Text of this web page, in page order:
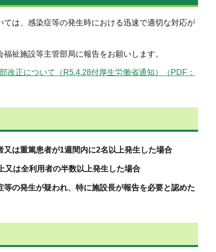
は、感染症等の発生時における迅速で適切な対応が
祉施設等主管部局に報告をお願いします。
改正について（R5.4.28付厚生労働省通知）（PDF：
又は重篤患者が1週間内に2名以上発生した場合
又は全利用者の半数以上発生した場合
の発生が疑われ、特に施設長が報告を必要と認めた